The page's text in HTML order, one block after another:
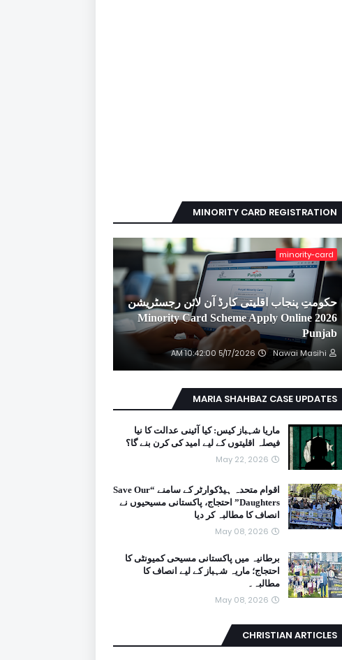
MINORITY CARD REGISTRATION
minority-card
حکومتِ پنجاب اقلیتی کارڈ آن لائن رجسٹریشن
2026 Minority Card Scheme Apply Online
Punjab
Nawai Masihi
5/17/2026 10:42:00 AM
MARIA SHAHBAZ CASE UPDATES
ماریا شہباز کیس: کیا آئینی عدالت کا نیا
فیصلہ اقلیتوں کے لیے امید کی کرن بنے گا؟
May 22, 2026
اقوام متحدہ ہیڈکوارٹر کے سامنے “Save Our
Daughters” احتجاج، پاکستانی مسیحیوں نے
انصاف کا مطالبہ کر دیا
May 08, 2026
برطانیہ میں پاکستانی مسیحی کمیونٹی کا
احتجاج؛ ماریہ شہباز کے لیے انصاف کا
مطالبہ۔
May 08, 2026
CHRISTIAN ARTICLES